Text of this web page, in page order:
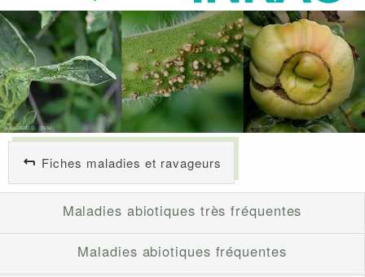
Fiches maladies et ravageurs
Maladies abiotiques très fréquentes
Maladies abiotiques fréquentes